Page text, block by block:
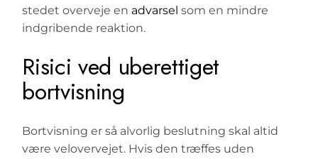
stedet overveje en advarselsom en mindre
indgribende reaktion.
Risici ved uberettiget
bortvisning
Bortvisning er så alvorlig beslutning skal altid
være velovervejet. Hvis den træffes uden